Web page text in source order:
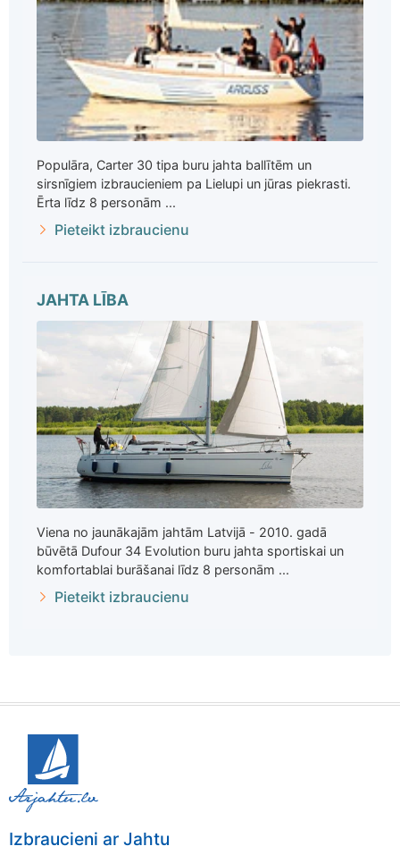
Populāra, Carter 30 tipa buru jahta ballītēm un
sirsnīgiem izbraucieniem pa Lielupi un jūras piekrasti.
Ērta līdz 8 personām ...
Pieteikt izbraucienu
JAHTA LĪBA
Viena no jaunākajām jahtām Latvijā - 2010. gadā
būvētā Dufour 34 Evolution buru jahta sportiskai un
komfortablai burāšanai līdz 8 personām ...
Pieteikt izbraucienu
Izbraucieni ar Jahtu